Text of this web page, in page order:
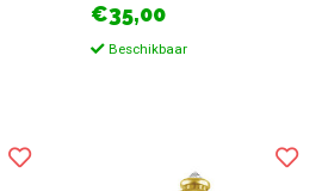
€35,00
Beschikbaar